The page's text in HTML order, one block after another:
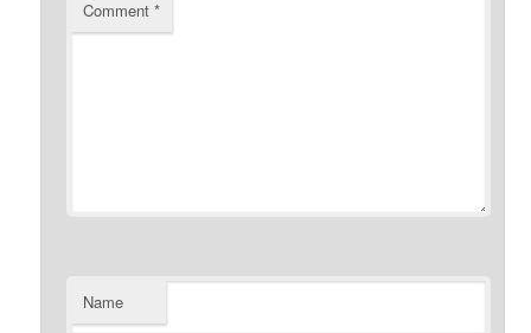
Comment*
Name